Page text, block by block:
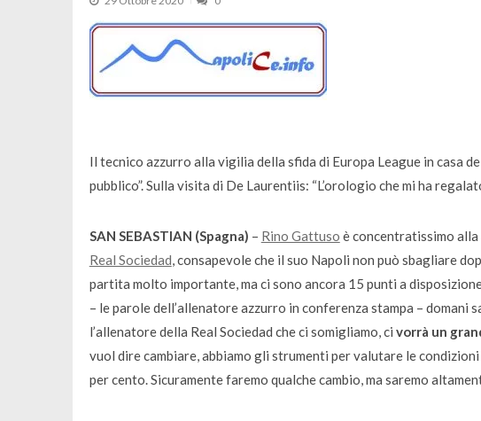
Il tecnico azzurro alla vigilia della sfida di Europa League in casa
pubblico”. Sulla visita di De Laurentiis: “L’orologio che mi ha
SAN SEBASTIAN (Spagna) – Rino Gattuso è concentratissimo
Real Sociedad, consapevole che il suo Napoli non può sbagliare
partita molto importante, ma ci sono ancora 15 punti a
– le parole dell’allenatore azzurro in conferenza stampa – domani
l’allenatore della Real Sociedad che ci somigliamo, ci vorrà un
vuol dire cambiare, abbiamo gli strumenti per valutare le
per cento. Sicuramente faremo qualche cambio, ma saremo